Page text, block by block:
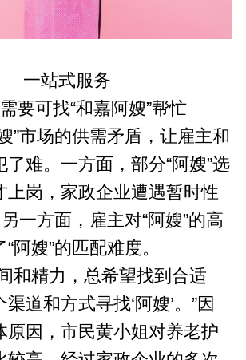
一站式服务
要可找“和嘉阿嫂”帮忙
市场的供需矛盾，让雇主和
了难。一方面，部分“阿嫂”选
上岗，家政企业遭遇暂时性
一方面，雇主对“阿嫂”的高
阿嫂”的匹配难度。
精力，总希望找到合适
道和方式寻找‘阿嫂’。”因
原因，市民黄小姐对养老护